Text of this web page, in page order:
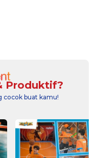
Produktif?
cocok buat kamu!